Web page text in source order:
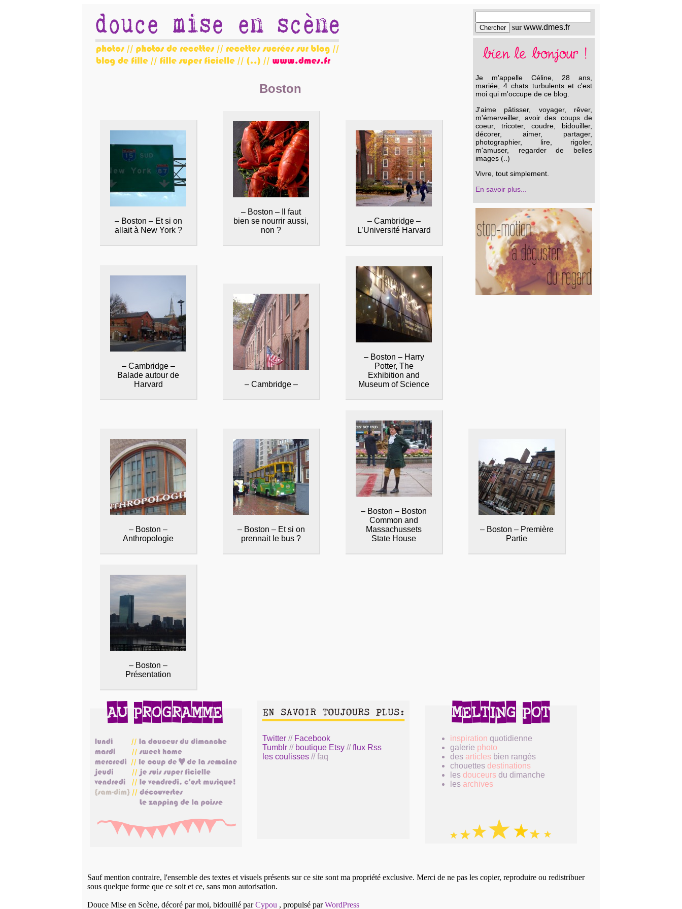
surwww.dmes.fr
Je m'appelle Céline, 28 ans,
mariée, 4 chats turbulents et c'est
moi qui m'occupe de ce blog.
J'aime pâtisser, voyager, rêver,
m'émerveiller, avoir des coups de
coeur, tricoter, coudre, bidouiller,
décorer, aimer, partager,
photographier, lire, rigoler,
m'amuser, regarder de belles
images (..)
Vivre, tout simplement.
En savoir plus...
Boston
– Boston – Et si on
allait à New York ?
– Boston – Il faut
bien se nourrir aussi,
non ?
– Cambridge –
L’Université Harvard
– Cambridge –
Balade autour de
Harvard
– Cambridge –
– Boston – Harry
Potter, The
Exhibition and
Museum of Science
– Boston –
Anthropologie
– Boston – Et si on
prennait le bus ?
– Boston – Boston
Common and
Massachussets
State House
– Boston – Première
Partie
– Boston –
Présentation
Twitter // Facebook
Tumblr // boutique Etsy //flux Rss
les coulisses // faq
inspiration quotidienne
galerie photo
des articles bien rangés
chouettes destinations
les douceurs du dimanche
les archives
Sauf mention contraire, l'ensemble des textes et visuels présents sur ce site sont ma propriété exclusive. Merci de ne pas les copier, reproduire ou redistribuer
sous quelque forme que ce soit et ce, sans mon autorisation.
Douce Mise en Scène, décoré par moi, bidouillé parCypou , propulsé parWordPress